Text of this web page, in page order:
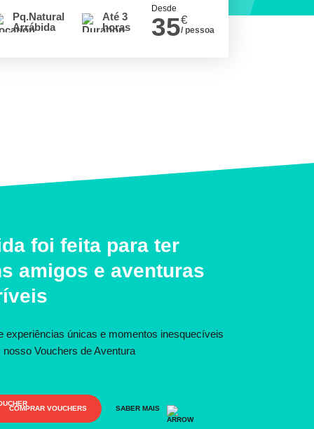
Pq.Natural
Arrábida
Até 3
horas
Desde
35€
/ pessoa
foi feita para ter
amigos e aventuras
experiências únicas e momentos inesquecíveis
Vouchers de Aventura
COMPRAR VOUCHERS SABER MAIS